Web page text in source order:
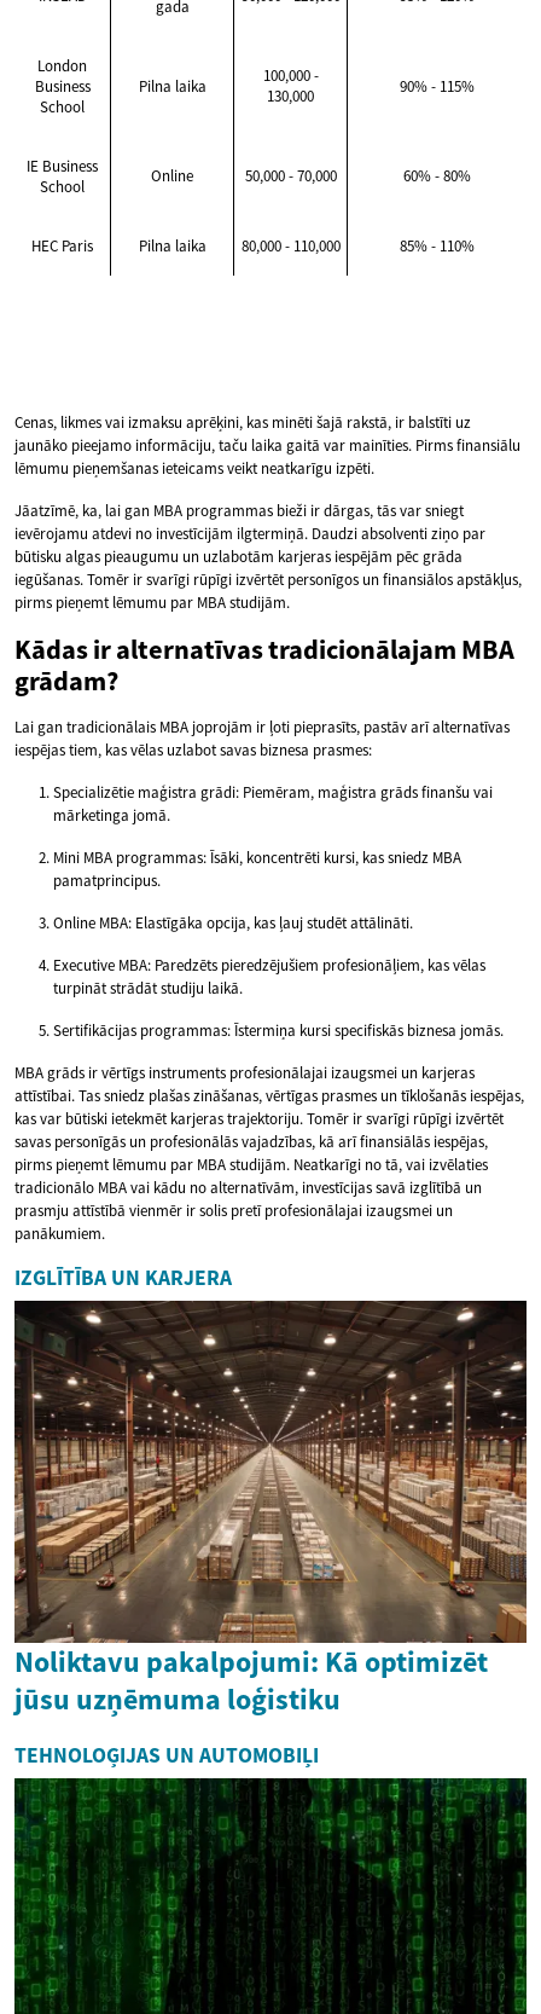
gada
London
Business
School
Pilna laika
100,000 -
130,000
90% - 115%
IE Business
School
Online 50,000 - 70,000 60% - 80%
HEC Paris Pilna laika 80,000 - 110,000 85% - 110%
Cenas, likmes vai izmaksu aprēķini, kas minēti šajā rakstā, ir balstīti uz
jaunāko pieejamo informāciju, taču laika gaitā var mainīties. Pirms finansiālu
lēmumu pieņemšanas ieteicams veikt neatkarīgu izpēti.
Jāatzīmē, ka, lai gan MBA programmas bieži ir dārgas, tās var sniegt
ievērojamu atdevi no investīcijām ilgtermiņā. Daudzi absolventi ziņo par
būtisku algas pieaugumu un uzlabotām karjeras iespējām pēc grāda
iegūšanas. Tomēr ir svarīgi rūpīgi izvērtēt personīgos un finansiālos apstākļus,
pirms pieņemt lēmumu par MBA studijām.
Kādas ir alternatīvas tradicionālajam MBA
grādam?
Lai gan tradicionālais MBA joprojām ir ļoti pieprasīts, pastāv arī alternatīvas
iespējas tiem, kas vēlas uzlabot savas biznesa prasmes:
Specializētie maģistra grādi: Piemēram, maģistra grāds finanšu vai
mārketinga jomā.
Mini MBA programmas: Īsāki, koncentrēti kursi, kas sniedz MBA
pamatprincipus.
Online MBA: Elastīgāka opcija, kas ļauj studēt attālināti.
Executive MBA: Paredzēts pieredzējušiem profesionāļiem, kas vēlas
turpināt strādāt studiju laikā.
Sertifikācijas programmas: Īstermiņa kursi specifiskās biznesa jomās.
MBA grāds ir vērtīgs instruments profesionālajai izaugsmei un karjeras
attīstībai. Tas sniedz plašas zināšanas, vērtīgas prasmes un tīklošanās iespējas,
kas var būtiski ietekmēt karjeras trajektoriju. Tomēr ir svarīgi rūpīgi izvērtēt
savas personīgās un profesionālās vajadzības, kā arī finansiālās iespējas,
pirms pieņemt lēmumu par MBA studijām. Neatkarīgi no tā, vai izvēlaties
tradicionālo MBA vai kādu no alternatīvām, investīcijas savā izglītībā un
prasmju attīstībā vienmēr ir solis pretī profesionālajai izaugsmei un
panākumiem.
IZGLĪTĪBA UN KARJERA
Noliktavu pakalpojumi: Kā optimizēt
jūsu uzņēmuma loģistiku
TEHNOLOĢIJAS UN AUTOMOBIĻI